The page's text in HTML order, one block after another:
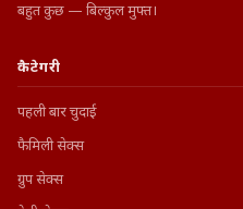
बहुत कुछ — बिल्कुल मुफ्त।
कैटेगरी
पहली बार चुदाई
फैमिली सेक्स
ग्रुप सेक्स